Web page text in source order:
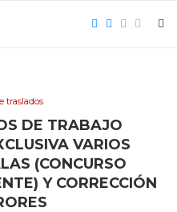
traslados
DE TRABAJO
VARIOS
(CONCURSO
Y CORRECCIÓN